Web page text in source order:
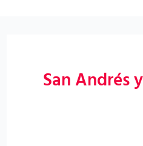
San Andrés